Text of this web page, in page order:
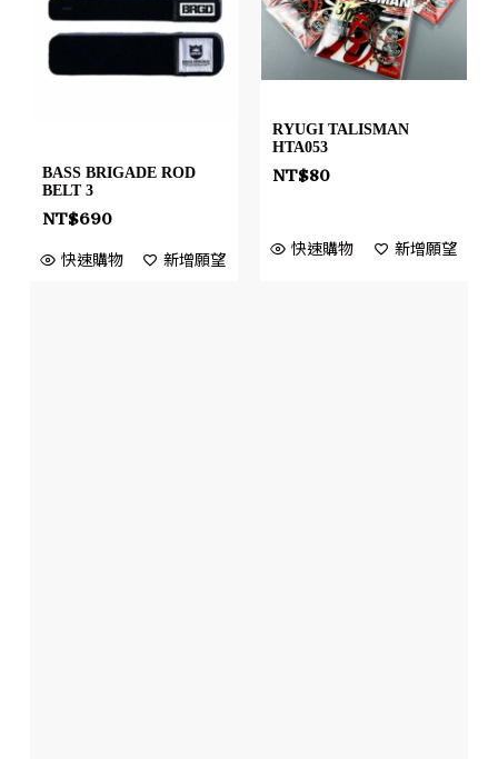
BASS BRIGADE ROD
BELT 3
NT$690
快速購物 新增願望
RYUGI TALISMAN
HTA053
NT$80
快速購物 新增願望